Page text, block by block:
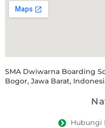
SMA Dwiwarna Boarding
Bogor, Jawa Barat,
Hubungi